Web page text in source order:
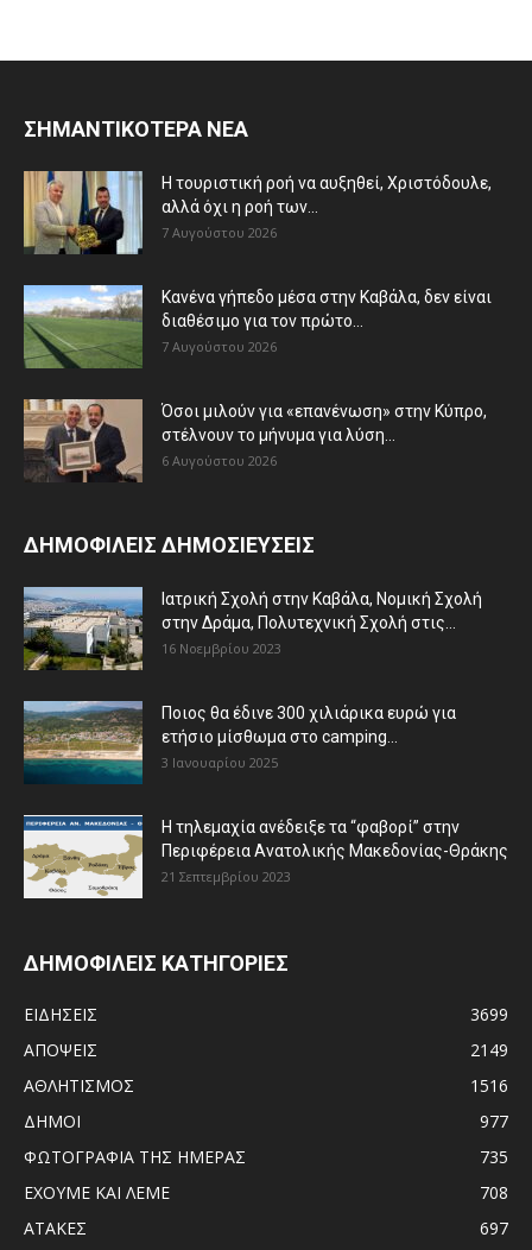
ΣΗΜΑΝΤΙΚΟΤΕΡΑ ΝΕΑ
Η τουριστική ροή να αυξηθεί, Χριστόδουλε,
αλλά όχι η ροή των...
7 Αυγούστου 2026
Κανένα γήπεδο μέσα στην Καβάλα, δεν είναι
διαθέσιμο για τον πρώτο...
7 Αυγούστου 2026
Όσοι μιλούν για «επανένωση» στην Κύπρο,
στέλνουν το μήνυμα για λύση...
6 Αυγούστου 2026
ΔΗΜΟΦΙΛΕΙΣ ΔΗΜΟΣΙΕΥΣΕΙΣ
Ιατρική Σχολή στην Καβάλα, Νομική Σχολή
στην Δράμα, Πολυτεχνική Σχολή στις...
16 Νοεμβρίου 2023
Ποιος θα έδινε 300 χιλιάρικα ευρώ για
ετήσιο μίσθωμα στο camping...
3 Ιανουαρίου 2025
Η τηλεμαχία ανέδειξε τα “φαβορί” στην
Περιφέρεια Ανατολικής Μακεδονίας-Θράκης
21 Σεπτεμβρίου 2023
ΔΗΜΟΦΙΛΕΙΣ ΚΑΤΗΓΟΡΙΕΣ
ΕΙΔΗΣΕΙΣ
3699
ΑΠΟΨΕΙΣ
2149
ΑΘΛΗΤΙΣΜΟΣ
1516
ΔΗΜΟΙ
977
ΦΩΤΟΓΡΑΦΙΑ ΤΗΣ ΗΜΕΡΑΣ
735
ΕΧΟΥΜΕ ΚΑΙ ΛΕΜΕ
708
ΑΤΑΚΕΣ
697